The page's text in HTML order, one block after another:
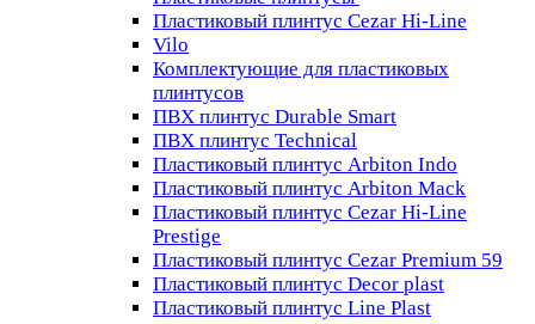
Пластиковый плинтус Cezar Hi-Line
Vilo
Комплектующие для пластиковых
плинтусов
ПВХ плинтус Durable Smart
ПВХ плинтус Technical
Пластиковый плинтус Arbiton Indo
Пластиковый плинтус Arbiton Mack
Пластиковый плинтус Cezar Hi-Line
Prestige
Пластиковый плинтус Cezar Premium 59
Пластиковый плинтус Decor plast
Пластиковый плинтус Line Plast